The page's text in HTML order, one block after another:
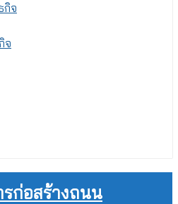
กิจ
จ
รก่อสร้างถนน